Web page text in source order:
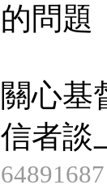
的問題
關心基
信者談